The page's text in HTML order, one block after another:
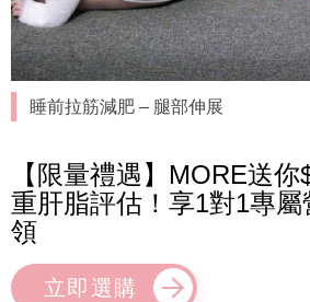
睡前拉筋減肥 – 腿部伸展
【限量禮遇】MORE送
重肝脂評估！享1對1專
領
立即選購